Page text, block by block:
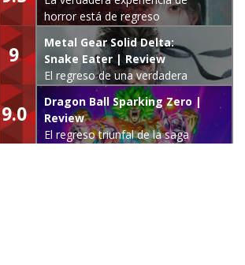
horror está de regreso
9
Metal Gear Solid Delta:
Snake Eater | Review
El regreso de una verdadera
leyenda
9.0
Dragon Ball Sparking Zero |
Review
El regreso triunfal de la saga